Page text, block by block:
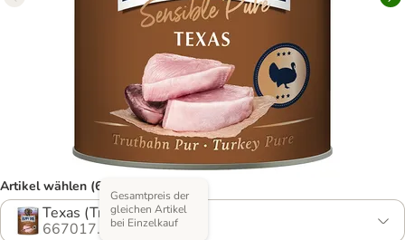
Artikel wählen (6 Varianten)
Texas (Truthahn Pur)
667017.2
Gesamtpreis der
gleichen Artikel
bei Einzelkauf